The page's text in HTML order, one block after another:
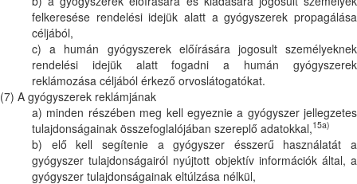
felkeresése rendelési idejük alatt a gyógyszerek propagálása
céljából,
c) a humán gyógyszerek előírására jogosult személyeknek
rendelési idejük alatt fogadni a humán gyógyszerek
reklámozása céljából érkező orvoslátogatókat.
(7) A gyógyszerek reklámjának
a) minden részében meg kell egyeznie a gyógyszer jellegzetes
tulajdonságainak összefoglalójában szereplő adatokkal,15a)
b) elő kell segítenie a gyógyszer ésszerű használatát a
gyógyszer tulajdonságairól nyújtott objektív információk által, a
gyógyszer tulajdonságainak eltúlzása nélkül,